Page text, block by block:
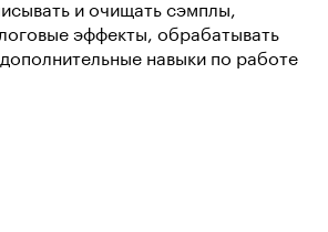
и очищать сэмплы,
эффекты, обрабатывать
навыки по работе